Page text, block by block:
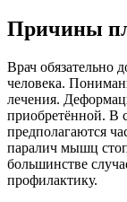
Причины
Врач обязательно
человека.
лечения.
приобретённой. В
предполагаются
паралич мышц
большинстве
профилактику.